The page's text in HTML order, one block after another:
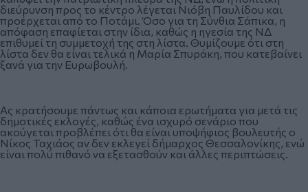
διεύρυνση προς το κέντρο λέγεται Νιόβη Παυλίδου και
προέρχεται από το Ποτάμι. Όσο για τη Σύνθια Σάπικα, η
απόφαση επαφίεται στην ίδια, καθώς η ηγεσία της ΝΔ
επιθυμεί τη συμμετοχή της στη λίστα. Θυμίζουμε ότι στη
λίστα δεν θα είναι τελικά η Μαρία Σπυράκη, που κατεβαίνει
ξανά για την Ευρωβουλή.
Ας κρατήσουμε πάντως και κάποια ερωτήματα για μετά τις
δημοτικές εκλογές, καθώς ένα ισχυρό σενάριο που
ακούγεται προβλέπει ότι θα είναι υποψήφιος βουλευτής ο
Νίκος Ταχιάος αν δεν εκλεγεί δήμαρχος Θεσσαλονίκης, ενώ
είναι πολύ πιθανό να εξετασθούν και άλλες περιπτώσεις.